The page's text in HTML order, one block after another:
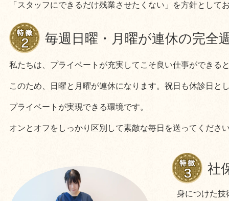
「スタッフにできるだけ残業させたくない」を方針とし
毎週日曜・月曜が連休の完全
私たちは、プライベートが充実してこそ良い仕事ができる
このため、日曜と月曜が連休になります。祝日も休診日と
プライベートが実現できる環境です。
オンとオフをしっかり区別して素敵な毎日を送ってくださ
社
身につけた技